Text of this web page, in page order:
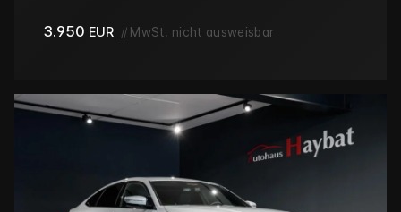
3.950 EUR // MwSt. nicht ausweisbar